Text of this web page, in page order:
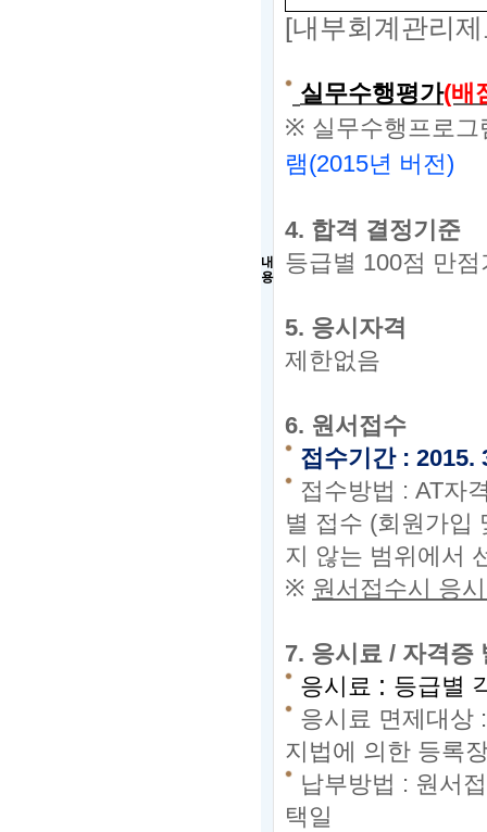
내
용
[내부회계관리
실무수행평가(배
※ 실무수행프로
램(2015년 버전)
4. 합격 결정기준
등급별 100점 만
5. 응시자격
제한없음
6. 원서접수
접수기간 : 2015.
접수방법 : AT자
별 접수 (회원가입
지 않는 범위에서
※ 원서접수시 응
7. 응시료 / 자격증
응시료 : 등급별
응시료 면제대상
지법에 의한 등록
납부방법 : 원서
택일